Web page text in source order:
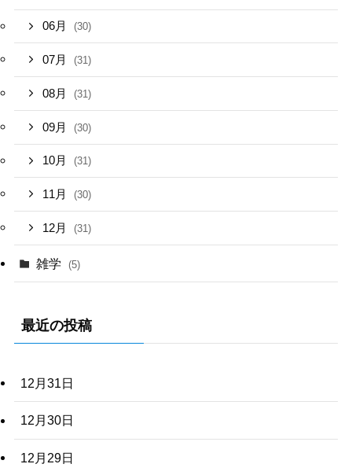
06月 (30)
07月 (31)
08月 (31)
09月 (30)
10月 (31)
11月 (30)
12月 (31)
雑学 (5)
最近の投稿
12月31日
12月30日
12月29日